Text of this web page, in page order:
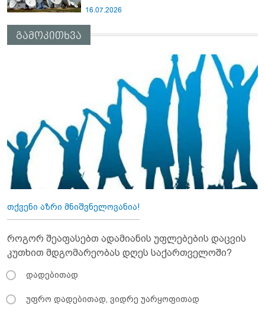
16.07.2026
გამოკითხვა
თქვენი აზრი მნიშვნელოვანია!
როგორ შეაფასებთ ადამიანის უფლებების დაცვის
კუთხით მდგომარეობას დღეს საქართველოში?
დადებითად
უფრო დადებითად, ვიდრე უარყოფითად